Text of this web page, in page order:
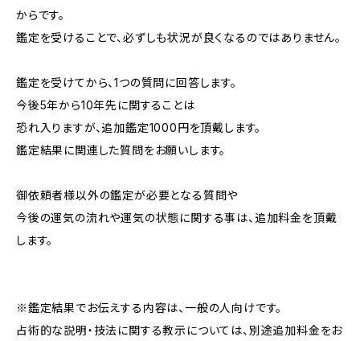
からです。
鑑定を受けることで、必ずしも状況が良くなるのではありません。
鑑定を受けてから、1つの質問に回答します。
今後5年から10年先に関することは
恐れ入りますが、追加鑑定1000円を頂戴します。
鑑定結果に関連した質問をお願いします。
御依頼者様以外の鑑定が必要となる質問や
今後の運気の流れや運気の状態に関する事は、追加料金を頂戴
します。
※鑑定結果でお伝えする内容は、一般の人向けです。
占術的な説明・技法に関する教示については、別途追加料金をお